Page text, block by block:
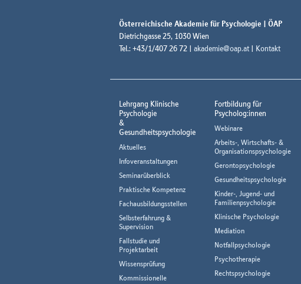
Österreichische Akademie für Psychologie | ÖAP
Dietrichgasse 25, 1030 Wien
Tel.: +43/1/407 26 72 | akademie@oap.at | Kontakt
Lehrgang Klinische
Psychologie
&
Gesundheitspsychologie
Aktuelles
Infoveranstaltungen
Seminarüberblick
Praktische Kompetenz
Fachausbildungsstellen
Selbsterfahrung &
Supervision
Fallstudie und
Projektarbeit
Wissensprüfung
Kommissionelle
Fortbildung für
Psycholog:innen
Webinare
Arbeits-, Wirtschafts- &
Organisationspsychologie
Gerontopsychologie
Gesundheitspsychologie
Kinder-, Jugend- und
Familienpsychologie
Klinische Psychologie
Mediation
Notfallpsychologie
Psychotherapie
Rechtspsychologie